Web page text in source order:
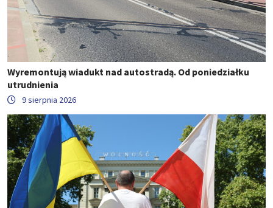
Wyremontują wiadukt nad autostradą. Od poniedziałku
utrudnienia
9 sierpnia 2026